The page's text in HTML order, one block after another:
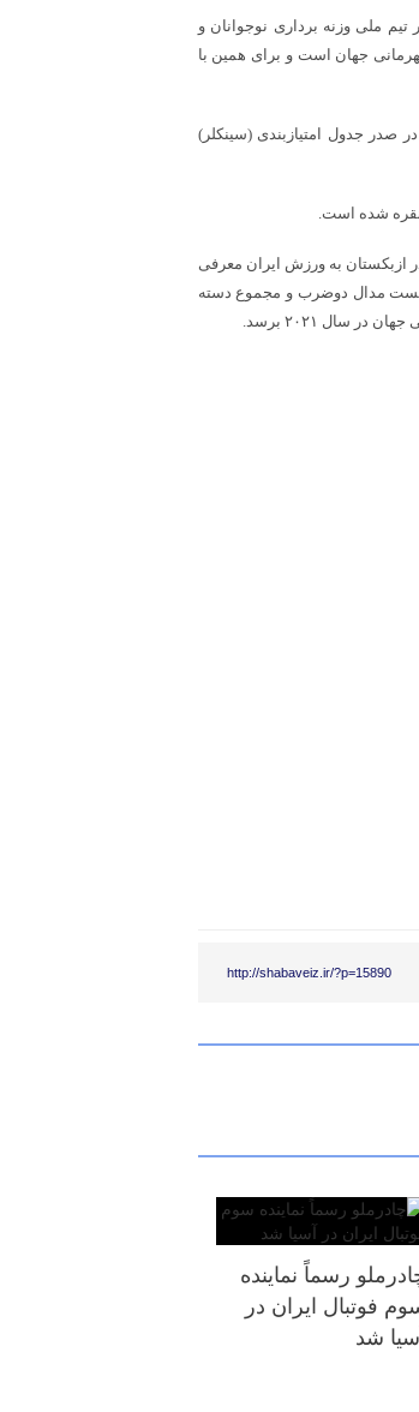
ملی وزنه برداری نوجوانان و
جهان است و برای همین با
جوادی از باشگاه ملی حفاری با کسب ۴۳۰/۷۶ امتیاز در صدر جدول امتیازبندی (سینکلر)
با تک مدال برنز در مسابقات وزنه‌برداری قهرمانی ۲۰۲۱ آسیا در ازبکستان به ورزش ایران معرفی
مدال دوضرب و مجموع دسته
http://shabaveiz.ir/?p=15890
رسماً نماینده
فوتبال ایران در
آسیا شد